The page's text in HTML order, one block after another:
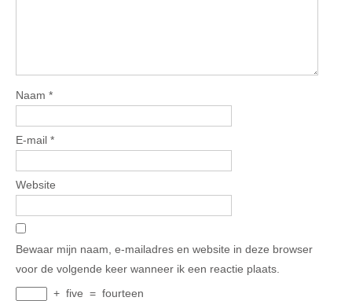
Naam *
E-mail *
Website
Bewaar mijn naam, e-mailadres en website in deze browser
voor de volgende keer wanneer ik een reactie plaats.
+ five = fourteen